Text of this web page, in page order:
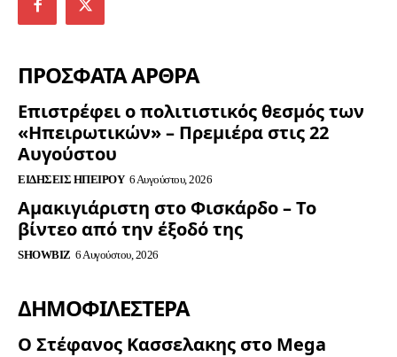
ΠΡΟΣΦΑΤΑ ΑΡΘΡΑ
Επιστρέφει ο πολιτιστικός θεσμός των
«Ηπειρωτικών» – Πρεμιέρα στις 22
Αυγούστου
ΕΙΔΉΣΕΙΣ ΗΠΕΊΡΟΥ 6 Αυγούστου, 2026
Αμακιγιάριστη στο Φισκάρδο – Το
βίντεο από την έξοδό της
SHOWBIZ 6 Αυγούστου, 2026
ΔΗΜΟΦΙΛΈΣΤΕΡΑ
Ο Στέφανος Κασσελακης στο Mega